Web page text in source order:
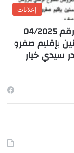
إعلانات
إعلان عن طلب عروض مفتوح وطني رقم 04/2025
بإقليم صفرو
سيدي خيار